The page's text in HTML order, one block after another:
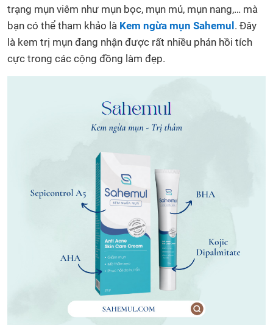
trạng mụn viêm như mụn bọc, mụn mủ, mụn nang,… mà
bạn có thể tham khảo là Kem ngừa mụn Sahemul . Đây
là kem trị mụn đang nhận được rất nhiều phản hồi tích
cực trong các cộng đồng làm đẹp.